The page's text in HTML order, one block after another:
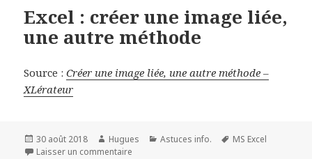
Excel : créer une image liée,
une autre méthode
Source :Créer une image liée, une autre méthode –
XLérateur
Publié
le
30 août 2018 Auteur
Hugues Catégories
Astuces info.
Mots-
MS Excel
Laisser un commentaire